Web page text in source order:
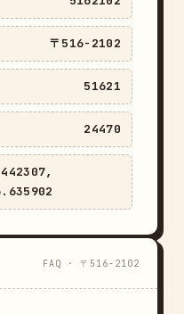
〒516-2102
51621
24470
FAQ · 〒516-2102